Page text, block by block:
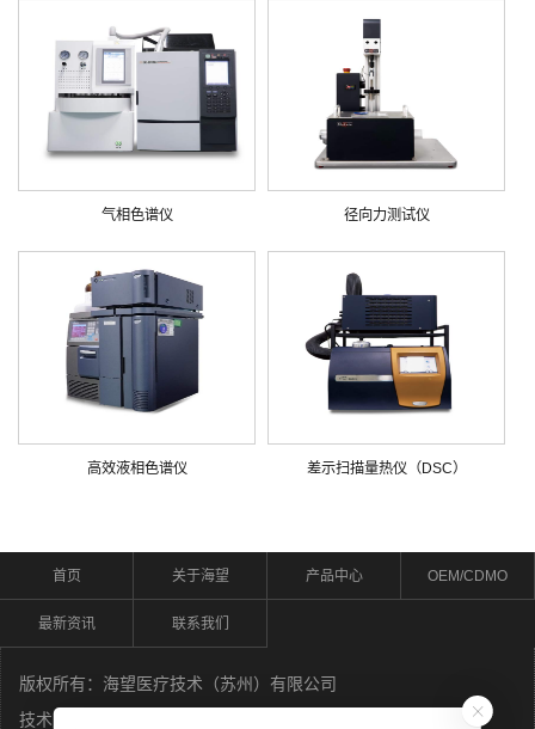
气相色谱仪 径向力测试仪
高效液相色谱仪 差示扫描量热仪（DSC）
首页 关于海望 产品中心 OEM/CDMO
最新资讯 联系我们
版权所有：海望医疗技术（苏州）有限公司
技术支持：